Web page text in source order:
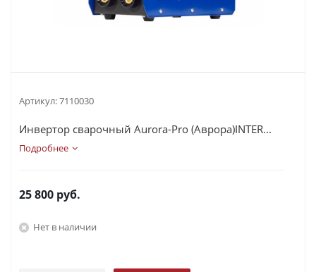
Артикул:7110030
Инвертор сварочный Aurora-Pro (Аврора)INTER...
Подробнее
25 800 руб.
Нет в наличии